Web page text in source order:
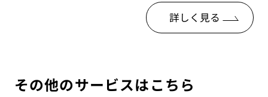
詳しく見る
その他のサービスはこちら